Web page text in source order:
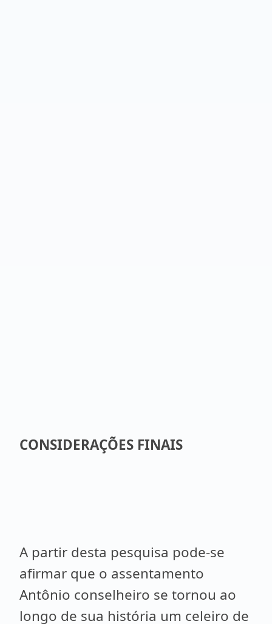
CONSIDERAÇÕES FINAIS
A partir desta pesquisa pode-se
afirmar que o assentamento
Antônio conselheiro se tornou ao
longo de sua história um celeiro de